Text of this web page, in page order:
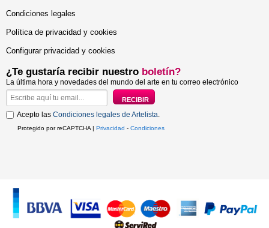
Condiciones legales
Política de privacidad y cookies
Configurar privacidad y cookies
¿Te gustaría recibir nuestro boletín?
La última hora y novedades del mundo del arte en tu correo electrónico
Acepto las Condiciones legales de Artelista.
Protegido por reCAPTCHA | Privacidad - Condiciones